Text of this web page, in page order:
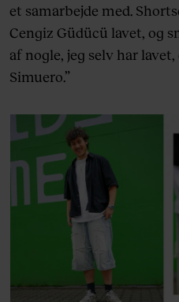
et samarbejde med.
Cengiz Güdücü lavet, og
af nogle, jeg selv har
Simuero.”